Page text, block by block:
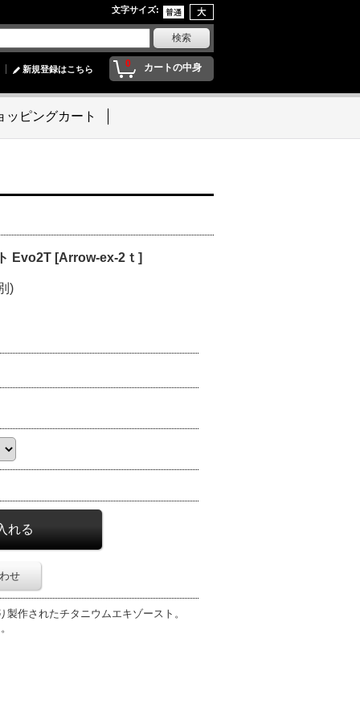
文字サイズ:
0 カートの中身
新規登録はこちら
ッピングカート
Evo2T [Arrow-ex-2ｔ ]
)
せ
作されたチタニウムエキゾースト。